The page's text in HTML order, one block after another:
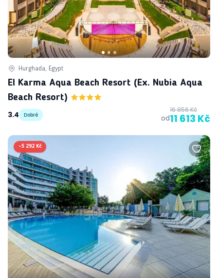
Hurghada, Egypt
El Karma Aqua Beach Resort (ex. Nubia Aqua
Beach Resort)
3.4
Dobré od
16 856 Kč
11 613 Kč
-5 292 Kč